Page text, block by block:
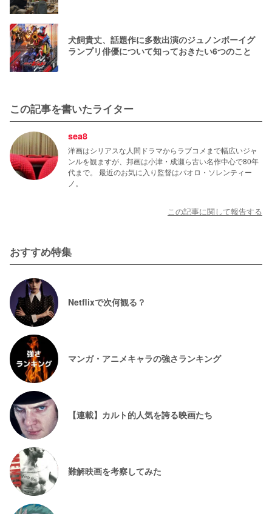
犬飼貴丈、話題作に多数出演のジュノンボーイグ
ランプリ俳優について知っておきたい6つのこと
この記事を書いたライター
sea8
洋画はシリアスな人間ドラマからラブコメまで幅広いジャ
ンルを観ますが、邦画は小津・成瀬ら古い名作中心で80年
代まで。 最近のお気に入り監督はパオロ・ソレンティー
ノ。
この記事に関して報告する
おすすめ特集
Netflixで次何観る？
マンガ・アニメキャラの強さランキング
【連載】カルト的人気を誇る映画たち
難解映画を考察してみた